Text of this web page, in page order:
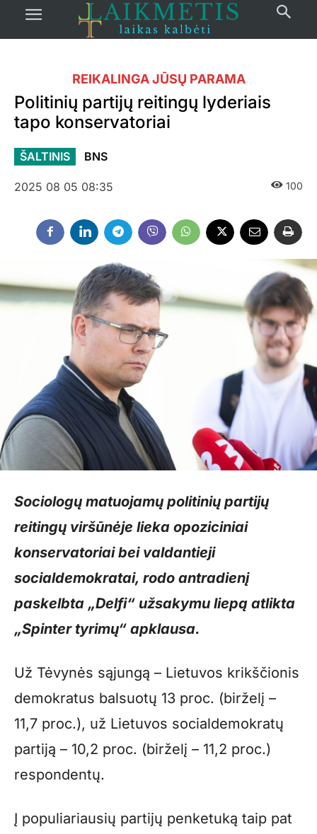
REIKALINGA JŪSŲ PARAMA
Politinių partijų reitingų lyderiais
tapo konservatoriai
ŠALTINIS BNS
2025 08 05 08:35 100
Sociologų matuojamų politinių partijų
reitingų viršūnėje lieka opoziciniai
konservatoriai bei valdantieji
socialdemokratai, rodo antradienį
paskelbta „Delfi“ užsakymu liepą atlikta
„Spinter tyrimų“ apklausa.
Už Tėvynės sąjungą – Lietuvos krikščionis
demokratus balsuotų 13 proc. (birželį –
11,7 proc.), už Lietuvos socialdemokratų
partiją – 10,2 proc. (birželį – 11,2 proc.)
respondentų.
Į populiariausių partijų penketuką taip pat